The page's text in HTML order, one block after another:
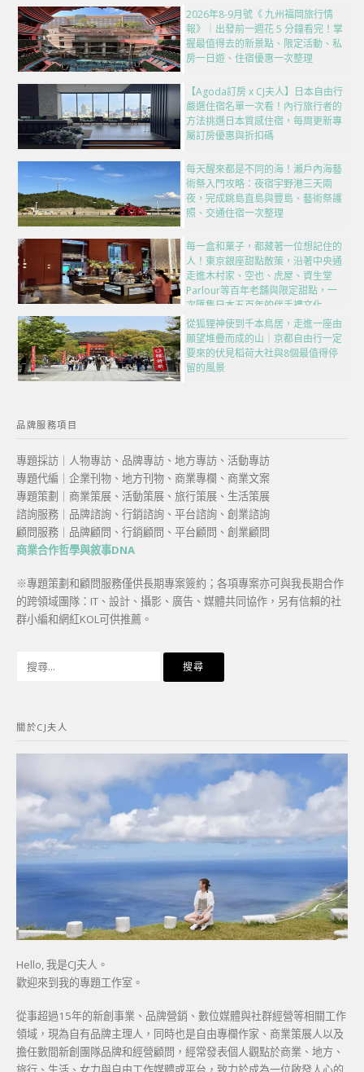
2026年8-9月號《 九州福岡旅行情
報》｜出發前一週花 5 分鐘看完！掌
握最值得去的新景點、限定活動、私
房一日遊、住宿優惠一次整理
【Agoda訂房 x CJ夫人】日本自由行
嚴選住宿名單一次看！內行旅行者的
方法挑選日本質感住宿，每周更新專
屬訂房優惠與折扣碼
每天醒來都是不同的海！瀨戶內海藝
術祭入門攻略：夜宿宇野港三天兩
夜，完成跳島直島與豐島、藝術祭護
照、交通住宿一次整理
每一盒和菓子，都藏著一位想記住的
人！東京銀座甜點散策，沿著中央通
走進木村家、空也、虎屋、資生堂
Parlour等百年老舖與限定甜點，一
次匯集日本五百年的伴手禮文化
從狐狸神使到千本鳥居，走進一座由
願望堆疊而成的山｜京都自由行一定
要來的伏見稻荷大社與8個最值得停
留的風景
品牌服務項目
專題採訪｜人物專訪、品牌專訪、地方專訪、活動專訪
專題代編｜企業刊物、地方刊物、商業專欄、商業文案
專題策劃｜商業策展、活動策展、旅行策展、生活策展
諮詢服務｜品牌諮詢、行銷諮詢、平台諮詢、創業諮詢
顧問服務｜品牌顧問、行銷顧問、平台顧問、創業顧問
商業合作哲學與敘事DNA
※專題策劃和顧問服務僅供長期專案簽約；各項專案亦可與我長期合作
的跨領域團隊：IT、設計、攝影、廣告、媒體共同協作，另有信賴的社
群小編和網紅KOL可供推薦。
字:
關於CJ夫人
Hello, 我是CJ夫人。
歡迎來到我的專題工作室。
從事超過15年的新創事業、品牌營銷、數位媒體與社群經營等相關工作
領域，現為自有品牌主理人，同時也是自由專欄作家、商業策展人以及
擔任數間新創團隊品牌和經營顧問，經常發表個人觀點於商業、地方、